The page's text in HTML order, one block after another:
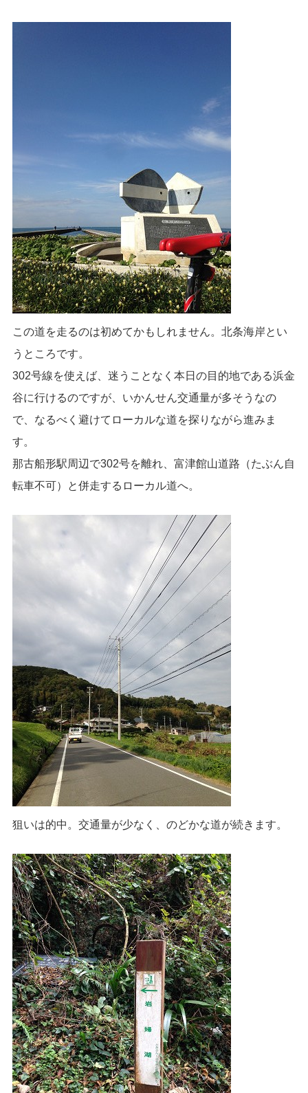
この道を走るのは初めてかもしれません。北条海岸とい
うところです。
302号線を使えば、迷うことなく本日の目的地である浜金
谷に行けるのですが、いかんせん交通量が多そうなの
で、なるべく避けてローカルな道を探りながら進みま
す。
那古船形駅周辺で302号を離れ、富津館山道路（たぶん自
転車不可）と併走するローカル道へ。
狙いは的中。交通量が少なく、のどかな道が続きます。